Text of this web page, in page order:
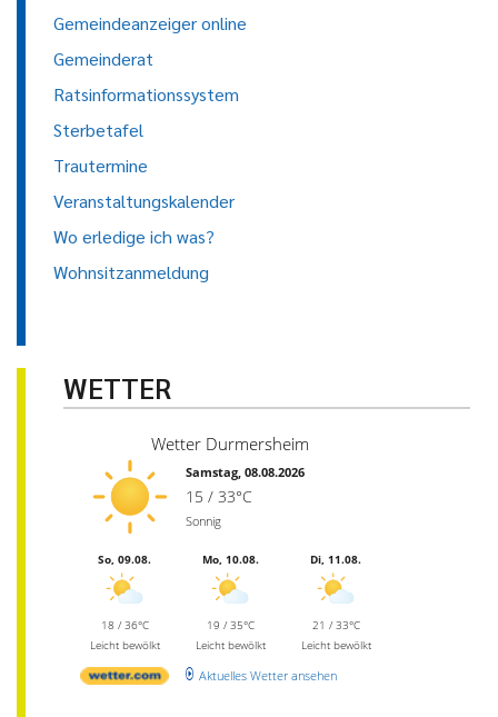
Gemeindeanzeiger online
Gemeinderat
Ratsinformationssystem
Sterbetafel
Trautermine
Veranstaltungskalender
Wo erledige ich was?
Wohnsitzanmeldung
WETTER
Wetter Durmersheim
Samstag, 08.08.2026
15 / 33°C
Sonnig
So, 09.08.
18 / 36°C
Leicht bewölkt
Mo, 10.08.
19 / 35°C
Leicht bewölkt
Di, 11.08.
21 / 33°C
Leicht bewölkt
Aktuelles Wetter ansehen